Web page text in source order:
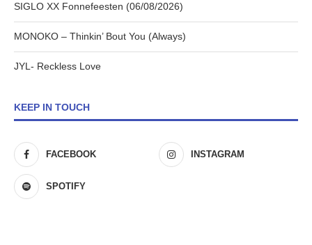
SIGLO XX Fonnefeesten (06/08/2026)
MONOKO – Thinkin’ Bout You (Always)
JYL- Reckless Love
KEEP IN TOUCH
FACEBOOK INSTAGRAM
SPOTIFY